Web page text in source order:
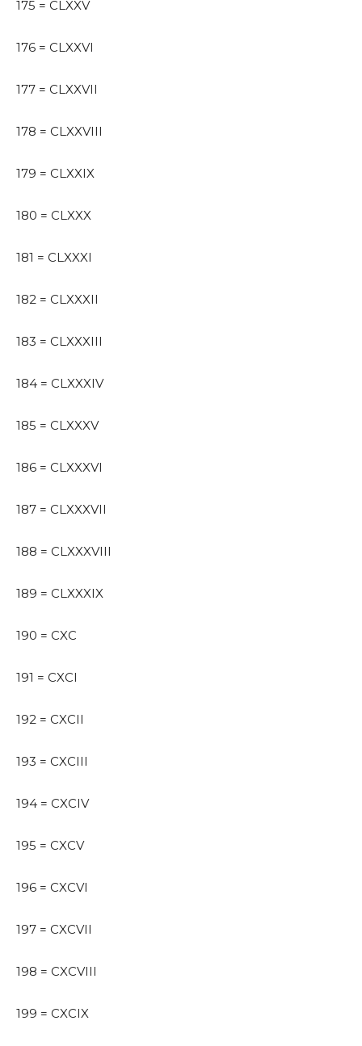
175 = CLXXV
176 = CLXXVI
177 = CLXXVII
178 = CLXXVIII
179 = CLXXIX
180 = CLXXX
181 = CLXXXI
182 = CLXXXII
183 = CLXXXIII
184 = CLXXXIV
185 = CLXXXV
186 = CLXXXVI
187 = CLXXXVII
188 = CLXXXVIII
189 = CLXXXIX
190 = CXC
191 = CXCI
192 = CXCII
193 = CXCIII
194 = CXCIV
195 = CXCV
196 = CXCVI
197 = CXCVII
198 = CXCVIII
199 = CXCIX